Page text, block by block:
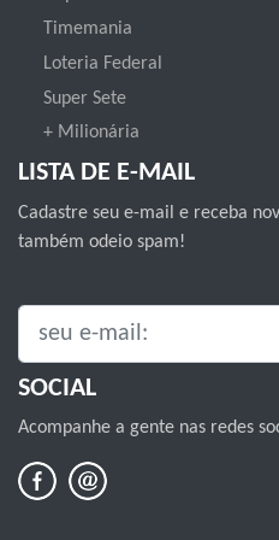
Timemania
Loteria Federal
Super Sete
+ Milionária
LISTA DE E-MAIL
Cadastre seu e-mail e receba
também odeio spam!
SEU E-MAIL:
SOCIAL
Acompanhe a gente nas redes